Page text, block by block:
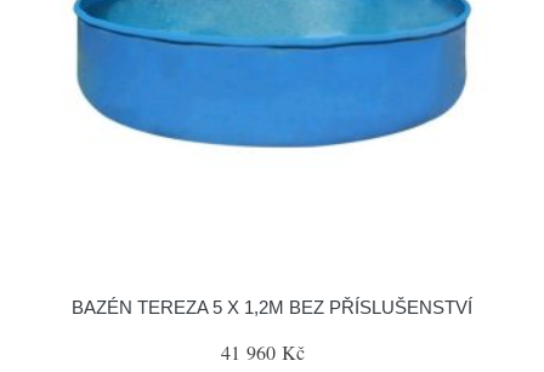
BAZÉN TEREZA 5 X 1,2M BEZ PŘÍSLUŠENSTVÍ
41 960 Kč